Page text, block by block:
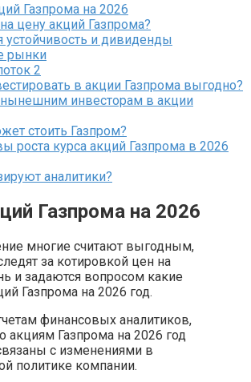
Газпрома на 2026
цену акций Газпрома?
устойчивость и дивиденды
рынки
2
в акции Газпрома выгодно?
нынешним инвесторам в акции
стоить Газпром?
роста курса акций Газпрома в 2026
аналитики?
Газпрома на 2026
многие считают выгодным,
за котировкой цен на
и задаются вопросом какие
Газпрома на 2026 год.
финансовых аналитиков,
акциям Газпрома на 2026 год
с изменениями в
политике компании.